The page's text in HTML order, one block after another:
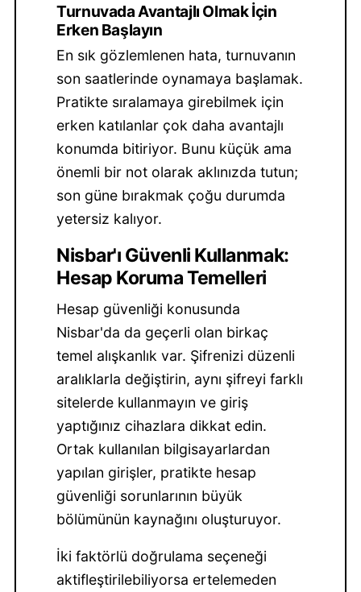
Turnuvada Avantajlı Olmak İçin
Erken Başlayın
En sık gözlemlenen hata, turnuvanın
son saatlerinde oynamaya başlamak.
Pratikte sıralamaya girebilmek için
erken katılanlar çok daha avantajlı
konumda bitiriyor. Bunu küçük ama
önemli bir not olarak aklınızda tutun;
son güne bırakmak çoğu durumda
yetersiz kalıyor.
Nisbar'ı Güvenli Kullanmak:
Hesap Koruma Temelleri
Hesap güvenliği konusunda
Nisbar'da da geçerli olan birkaç
temel alışkanlık var. Şifrenizi düzenli
aralıklarla değiştirin, aynı şifreyi farklı
sitelerde kullanmayın ve giriş
yaptığınız cihazlara dikkat edin.
Ortak kullanılan bilgisayarlardan
yapılan girişler, pratikte hesap
güvenliği sorunlarının büyük
bölümünün kaynağını oluşturuyor.
İki faktörlü doğrulama seçeneği
aktifleştirilebiliyorsa ertelemeden